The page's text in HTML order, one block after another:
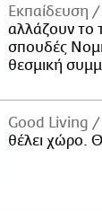
Εκπαίδευση
αλλάζουν το
σπουδές
θεσμική
Good Living
θέλει χώρο.